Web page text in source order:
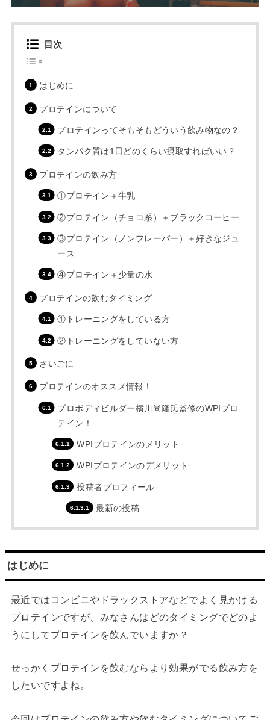
目次
はじめに
プロテインについて
プロテインってそもそもどういう飲み物なの？
タンパク質は1日どのくらい摂取すればいい？
プロテインの飲み方
①プロテイン＋牛乳
②プロテイン（チョコ系）＋ブラックコーヒー
③プロテイン（ノンフレーバー）＋好きなジュ
ース
④プロテイン＋少量の水
プロテインの飲むタイミング
①トレーニングをしている方
②トレーニングをしていない方
さいごに
プロテインのオススメ情報！
プロボディビルダー横川尚隆氏監修のWPIプロ
テイン！
WPIプロテインのメリット
WPIプロテインのデメリット
投稿者プロフィール
最新の投稿
はじめに
最近ではコンビニやドラックストアなどでよく見かける
プロテインですが、みなさんはどのタイミングでどのよ
うにしてプロテインを飲んでいますか？
せっかくプロテインを飲むならより効果がでる飲み方を
したいですよね。